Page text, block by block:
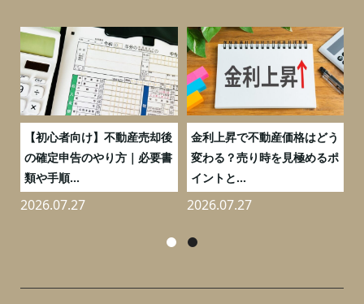
【初心者向け】不動産売却後
の確定申告のやり方｜必要書
類や手順...
2026.07.27
金利上昇で不動産価格はどう
変わる？売り時を見極めるポ
イントと...
2026.07.27